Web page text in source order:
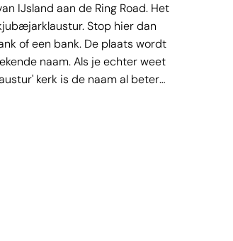
IJsland aan de Ring Road. Het
Stop hier dan
of een bank. De plaats wordt
naam. Als je echter weet
kerk is de naam al beter